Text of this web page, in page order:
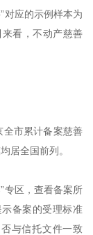
对应的示例样本为
看，不动产慈善
市累计备案慈善
居全国前列。
专区，查看备案所
备案的受理标准
与信托文件一致